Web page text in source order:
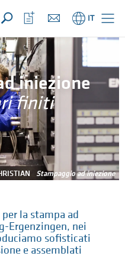
Prodotti)APRI
IT
Apri
la
lista
dei
preferiti
iniezione
finiti
Stampaggio ad iniezione
la stampa ad
Ergenzingen, nei
sofisticati
e assemblati